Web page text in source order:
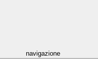
navigazione